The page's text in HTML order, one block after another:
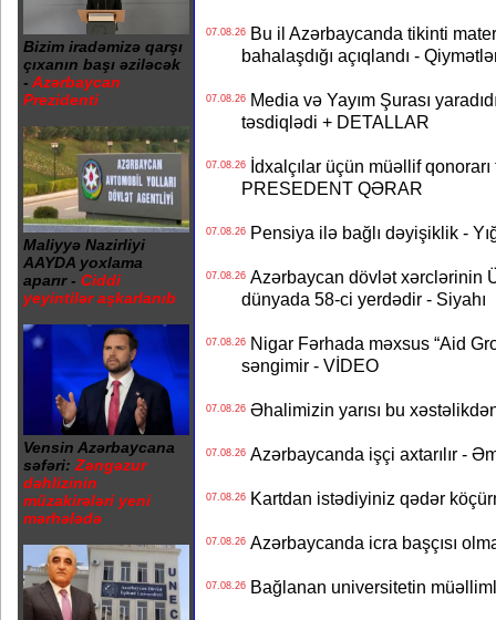
Bizim iradəmizə qarşı
çıxanın başı əziləcək
- Azərbaycan
Prezidenti
Maliyyə Nazirliyi
AAYDA yoxlama
aparır - Ciddi
yeyintilər aşkarlanıb
Vensin Azərbaycana
səfəri: Zəngəzur
dəhlizinin
müzakirələri yeni
mərhələdə
07.08.26Bu il Azərbaycanda tikinti
bahalaşdığı açıqlandı -
07.08.26Media və Yayım Şurası
təsdiqlədi + DETALLAR
07.08.26İdxalçılar üçün müəllif
PRESEDENT QƏRAR
07.08.26Pensiya ilə bağlı dəyişiklik -
07.08.26Azərbaycan dövlət xərclərinin
dünyada 58-ci yerdədir - Siyahı
07.08.26Nigar Fərhada məxsus “Aid
səngimir - VİDEO
07.08.26Əhalimizin yarısı bu
07.08.26Azərbaycanda işçi axtarılır -
07.08.26Kartdan istədiyiniz qədər
07.08.26Azərbaycanda icra başçısı
07.08.26Bağlanan universitetin